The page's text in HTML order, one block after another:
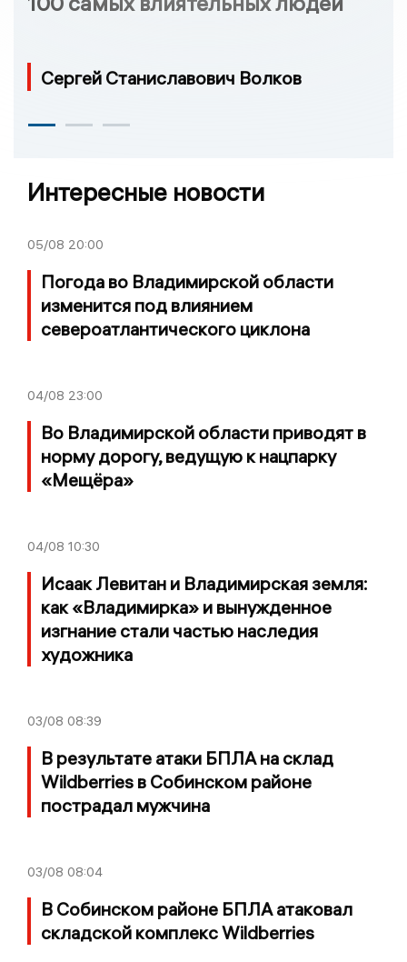
Сергей Станиславович Волков
Интересные новости
05/08 20:00
Погода во Владимирской области
изменится под влиянием
североатлантического циклона
04/08 23:00
Во Владимирской области приводят в
норму дорогу, ведущую к нацпарку
«Мещёра»
04/08 10:30
Исаак Левитан и Владимирская земля:
как «Владимирка» и вынужденное
изгнание стали частью наследия
художника
03/08 08:39
В результате атаки БПЛА на склад
Wildberries в Собинском районе
пострадал мужчина
03/08 08:04
В Собинском районе БПЛА атаковал
складской комплекс Wildberries